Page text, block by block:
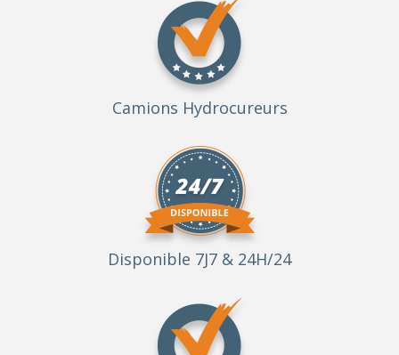
Camions Hydrocureurs
Disponible 7J7 & 24H/24